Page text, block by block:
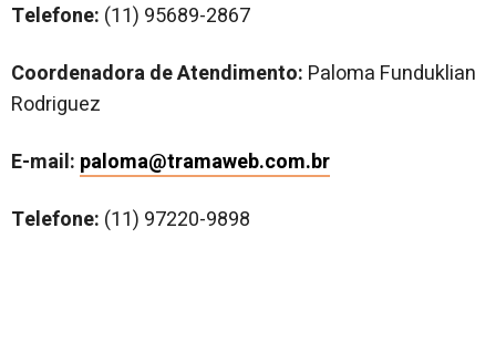
Telefone: (11) 95689-2867
Coordenadora de Atendimento: Paloma Funduklian
Rodriguez
E-mail: paloma@tramaweb.com.br
Telefone: (11) 97220-9898